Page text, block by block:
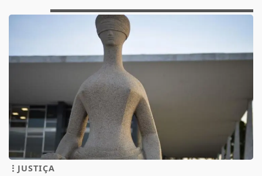
JUSTIÇA